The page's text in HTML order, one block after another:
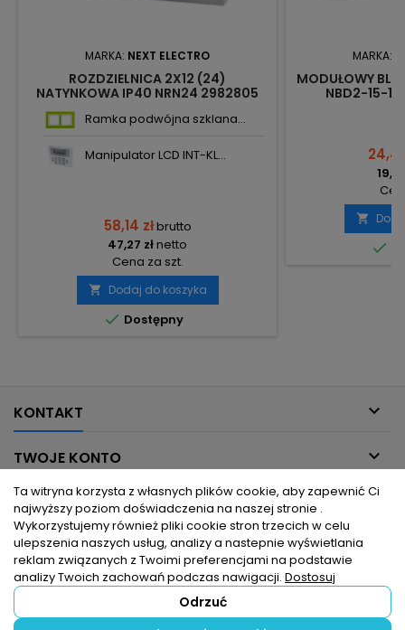
MARKA: NEXT ELECTRO
ROZDZIELNICA 2X12 (24)
NATYNKOWA IP40 NRN24 2982805
Ramka podwójna szklana...
Manipulator LCD INT-KL...
58,14 złbrutto
47,27 złnetto
Cena za szt.
 Dodaj do koszyka
 Dostępny
MARKA:
MODUŁOWY
NBD2-15-


KONTAKT 
TWOJE KONTO 
INFORMACJE DLA CIEBIE 
PRODUKTY
Ta witryna korzysta z własnych plików cookie, aby zapewnić Ci
najwyższy poziom doświadczenia na naszej stronie .
Wykorzystujemy również pliki cookie stron trzecich w celu
ulepszenia naszych usług, analizy a nastepnie wyświetlania
reklam związanych z Twoimi preferencjami na podstawie
analizy Twoich zachowań podczas nawigacji. Dostosuj
Odrzuć